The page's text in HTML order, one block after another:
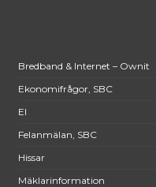
Bredband & Internet – Ownit
Ekonomifrågor, SBC
El
Felanmälan, SBC
Hissar
Mäklarinformation